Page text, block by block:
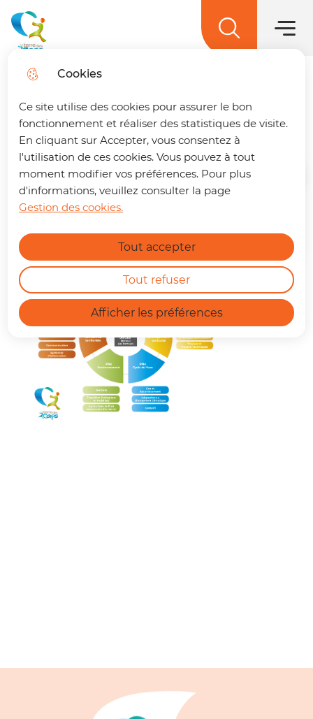
Cookies
Ce site utilise des cookies pour assurer le bon
fonctionnement et réaliser des statistiques de visite.
En cliquant sur Accepter, vous consentez à
l'utilisation de ces cookies. Vous pouvez à tout
moment modifier vos préférences. Pour plus
d'informations, veuillez consulter la page
Gestion des cookies.
Afficher les préférences
Tout accepter
Tout refuser
Aller
au
menu
contenu
principal
Aller au
sitemap
🚌 Vos déplacements simplifiés sur La
terre des 2 caps !Un trajet à préparer ?
Retrouvez dès maintenant notre nouvelle
page dédiée à la mobilité. En quelques clics,
vous pouvez :
Connaître l'horaire du prochain bus à
votre arrêt.
Consulter les tracés et fiches horaires
https://terredes2caps.fr/trouver-son-trajet
En savoir plus
La terre des 2 caps Menu
services